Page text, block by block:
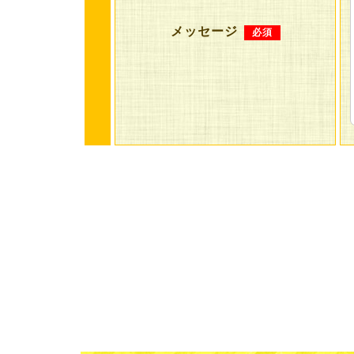
メッセージ 必須